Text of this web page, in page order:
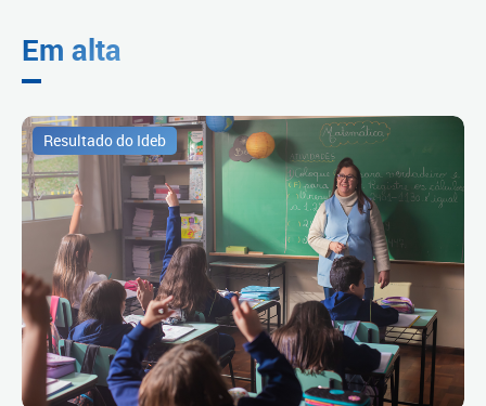
Em alta
Resultado do Ideb